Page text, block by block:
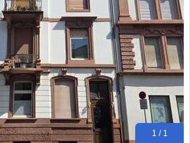
1 / 1